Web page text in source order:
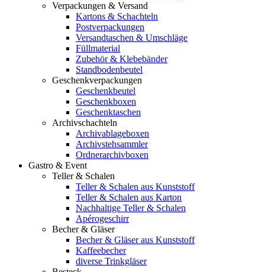
Verpackungen & Versand
Kartons & Schachteln
Postverpackungen
Versandtaschen & Umschläge
Füllmaterial
Zubehör & Klebebänder
Standbodenbeutel
Geschenkverpackungen
Geschenkbeutel
Geschenkboxen
Geschenktaschen
Archivschachteln
Archivablageboxen
Archivstehsammler
Ordnerarchivboxen
Gastro & Event
Teller & Schalen
Teller & Schalen aus Kunststoff
Teller & Schalen aus Karton
Nachhaltige Teller & Schalen
Apérogeschirr
Becher & Gläser
Becher & Gläser aus Kunststoff
Kaffeebecher
diverse Trinkgläser